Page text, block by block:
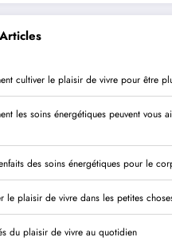
cultiver le plaisir de vivre pour être
les soins énergétiques peuvent vous
des soins énergétiques pour le
le plaisir de vivre dans les petites
du plaisir de vivre au quotidien